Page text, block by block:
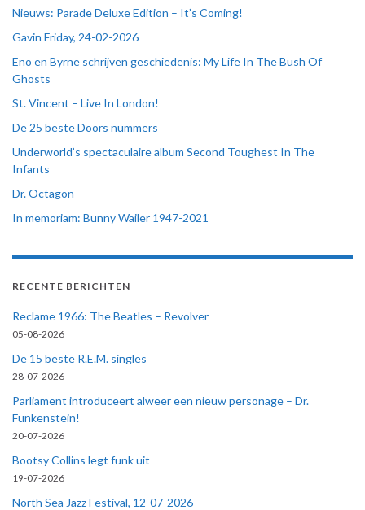
Nieuws: Parade Deluxe Edition – It’s Coming!
Gavin Friday, 24-02-2026
Eno en Byrne schrijven geschiedenis: My Life In The Bush Of
Ghosts
St. Vincent – Live In London!
De 25 beste Doors nummers
Underworld’s spectaculaire album Second Toughest In The
Infants
Dr. Octagon
In memoriam: Bunny Wailer 1947-2021
RECENTE BERICHTEN
Reclame 1966: The Beatles – Revolver
05-08-2026
De 15 beste R.E.M. singles
28-07-2026
Parliament introduceert alweer een nieuw personage – Dr.
Funkenstein!
20-07-2026
Bootsy Collins legt funk uit
19-07-2026
North Sea Jazz Festival, 12-07-2026